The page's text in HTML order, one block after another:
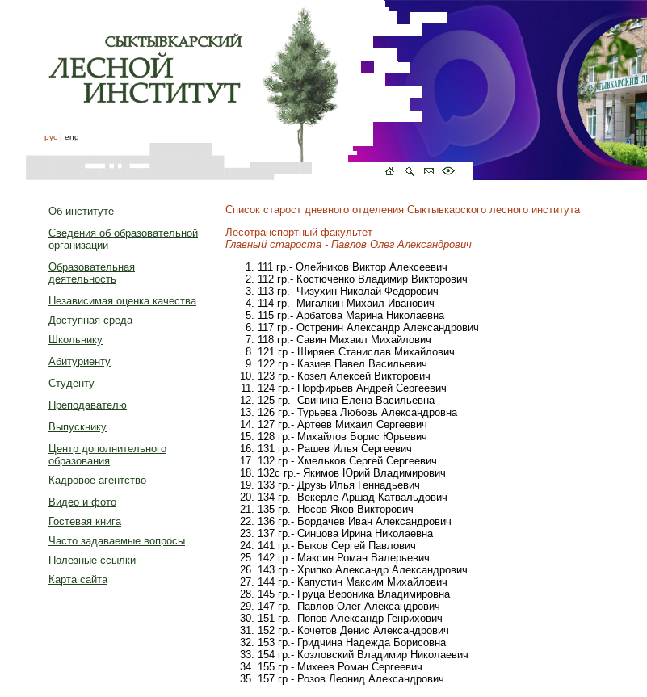
рус | eng
Об институте
Сведения об образовательной
организации
Образовательная
деятельность
Независимая оценка качества
Доступная среда
Школьнику
Абитуриенту
Студенту
Преподавателю
Выпускнику
Центр дополнительного
образования
Кадровое агентство
Видео и фото
Гостевая книга
Часто задаваемые вопросы
Полезные ссылки
Карта сайта
Список старост дневного отделения Сыктывкарского лесного института
Лесотранспортный факультет
Главный староста - Павлов Олег Александрович
111 гр.- Олейников Виктор Алексеевич
112 гр.- Костюченко Владимир Викторович
113 гр.- Чизухин Николай Федорович
114 гр.- Мигалкин Михаил Иванович
115 гр.- Арбатова Марина Николаевна
117 гр.- Остренин Александр Александрович
118 гр.- Савин Михаил Михайлович
121 гр.- Ширяев Станислав Михайлович
122 гр.- Казиев Павел Васильевич
123 гр.- Козел Алексей Викторович
124 гр.- Порфирьев Андрей Сергеевич
125 гр.- Свинина Елена Васильевна
126 гр.- Турьева Любовь Александровна
127 гр.- Артеев Михаил Сергеевич
128 гр.- Михайлов Борис Юрьевич
131 гр.- Рашев Илья Сергеевич
132 гр.- Хмельков Сергей Сергеевич
132с гр.- Якимов Юрий Владимирович
133 гр.- Друзь Илья Геннадьевич
134 гр.- Векерле Аршад Катвальдович
135 гр.- Носов Яков Викторович
136 гр.- Бордачев Иван Александрович
137 гр.- Синцова Ирина Николаевна
141 гр.- Быков Сергей Павлович
142 гр.- Максин Роман Валерьевич
143 гр.- Хрипко Александр Александрович
144 гр.- Капустин Максим Михайлович
145 гр.- Груца Вероника Владимировна
147 гр.- Павлов Олег Александрович
151 гр.- Попов Александр Генрихович
152 гр.- Кочетов Денис Александрович
153 гр.- Гридчина Надежда Борисовна
154 гр.- Козловский Владимир Николаевич
155 гр.- Михеев Роман Сергеевич
157 гр.- Розов Леонид Александрович